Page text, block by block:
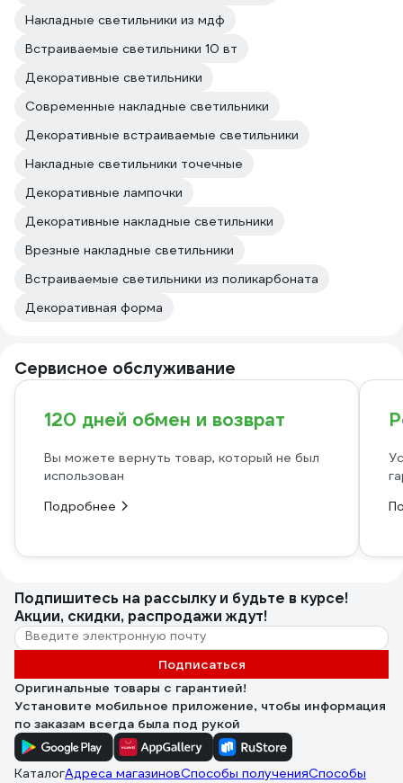
Накладные светильники из мдф
Встраиваемые светильники 10 вт
Декоративные светильники
Современные накладные светильники
Декоративные встраиваемые светильники
Накладные светильники точечные
Декоративные лампочки
Декоративные накладные светильники
Врезные накладные светильники
Встраиваемые светильники из поликарбоната
Декоративная форма
Сервисное обслуживание
120 дней обмен и возврат
Вы можете вернуть товар, который не был
использован
Подробнее
Подпишитесь на рассылкуи будьте в курсе!
Акции, скидки, распродажи ждут!
Подписаться
Оригинальные товары с гарантией!
Установите мобильное приложение, чтобы информация
по заказам всегда была под рукой
КаталогАдреса магазиновСпособы полученияСпособы